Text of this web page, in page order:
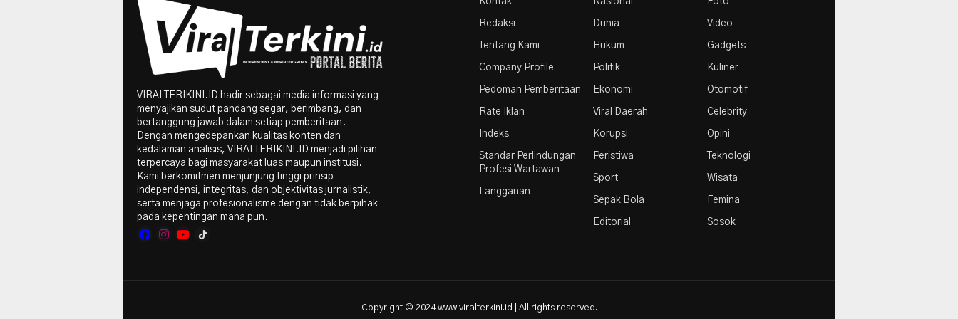
Redaksi
Tentang Kami
Company Profile
Pedoman Pemberitaan
Rate Iklan
Indeks
Standar Perlindungan
Profesi Wartawan
Langganan
Dunia
Hukum
Politik
Ekonomi
Viral Daerah
Korupsi
Peristiwa
Sport
Sepak Bola
Editorial
Video
Gadgets
Kuliner
Otomotif
Celebrity
Opini
Teknologi
Wisata
Femina
Sosok
VIRALTERIKINI.ID hadir sebagai media informasi yang
menyajikan sudut pandang segar, berimbang, dan
bertanggung jawab dalam setiap pemberitaan.
Dengan mengedepankan kualitas konten dan
kedalaman analisis, VIRALTERIKINI.ID menjadi pilihan
terpercaya bagi masyarakat luas maupun institusi.
Kami berkomitmen menjunjung tinggi prinsip
independensi, integritas, dan objektivitas jurnalistik,
serta menjaga profesionalisme dengan tidak berpihak
pada kepentingan mana pun.
Copyright © 2024 www.viralterkini.id | All rights reserved.